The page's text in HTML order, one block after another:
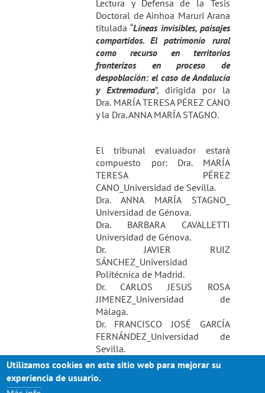
Lectura y Defensa de la Tesis
Doctoral de Ainhoa Maruri Arana
titulada “Líneas invisibles, paisajes
compartidos. El patrimonio rural
como recurso en territorios
fronterizos en proceso de
despoblación: el caso de Andalucía
y Extremadura”, dirigida por la
Dra. MARÍA TERESA PÉREZ CANO
y la Dra. ANNA MARÍA STAGNO.
El tribunal evaluador estará
compuesto por: Dra. MARÍA
TERESA PÉREZ
CANO_Universidad de Sevilla.
Dra. ANNA MARÍA STAGNO_
Universidad de Génova.
Dra. BARBARA CAVALLETTI
Universidad de Génova.
Dr. JAVIER RUIZ
SÁNCHEZ_Universidad
Politécnica de Madrid.
Dr. CARLOS JESUS ROSA
JIMENEZ_Universidad de
Málaga.
Dr. FRANCISCO JOSÉ GARCÍA
FERNÁNDEZ_Universidad de
Sevilla.
El acto se celebrará a las 11:00h
en el Salón de Grados de la
Utilizamos cookies en este sitio web para mejorar su
experiencia de usuario.